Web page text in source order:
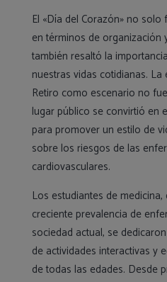
El «Día del Corazón» no
en términos de organización
también resaltó la
nuestras vidas cotidianas.
Retiro como escenario no
lugar público se convirtió en
para promover un estilo de
sobre los riesgos de las
cardiovasculares.
Los estudiantes de
creciente prevalencia de
sociedad actual, se
de actividades interactivas y
de todas las edades. Desde